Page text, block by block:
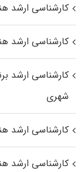
کارشناسی ارشد
کارشناسی ارشد
کارشناسی ارشد
شهری
کارشناسی ارشد
کارشناسی ارشد